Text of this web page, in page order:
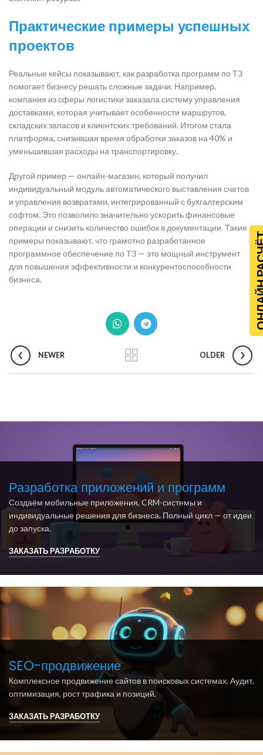
Практические примеры успешных
проектов
Реальные кейсы показывают, как разработка программ по ТЗ
помогает бизнесу решать сложные задачи. Например,
компания из сферы логистики заказала систему управления
доставками, которая учитывает особенности маршрутов,
складских запасов и клиентских требований. Итогом стала
платформа, снизившая время обработки заказов на 40% и
уменьшившая расходы на транспортировку.
Другой пример — онлайн-магазин, который получил
индивидуальный модуль автоматического выставления счетов
и управления возвратами, интегрированный с бухгалтерским
софтом. Это позволило значительно ускорить финансовые
операции и снизить количество ошибок в документации. Такие
примеры показывают, что грамотно разработанное
программное обеспечение по ТЗ — это мощный инструмент
для повышения эффективности и конкурентоспособности
бизнеса.
NEWER OLDER
Разработка приложений и программ
Создаём мобильные приложения, CRM-системы и
индивидуальные решения для бизнеса. Полный цикл — от идеи
до запуска.
ЗАКАЗАТЬ РАЗРАБОТКУ
SEO-продвижение
Комплексное продвижение сайтов в поисковых системах. Аудит,
оптимизация, рост трафика и позиций.
ЗАКАЗАТЬ РАЗРАБОТКУ